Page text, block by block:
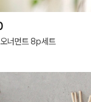
너먼트 8p세트